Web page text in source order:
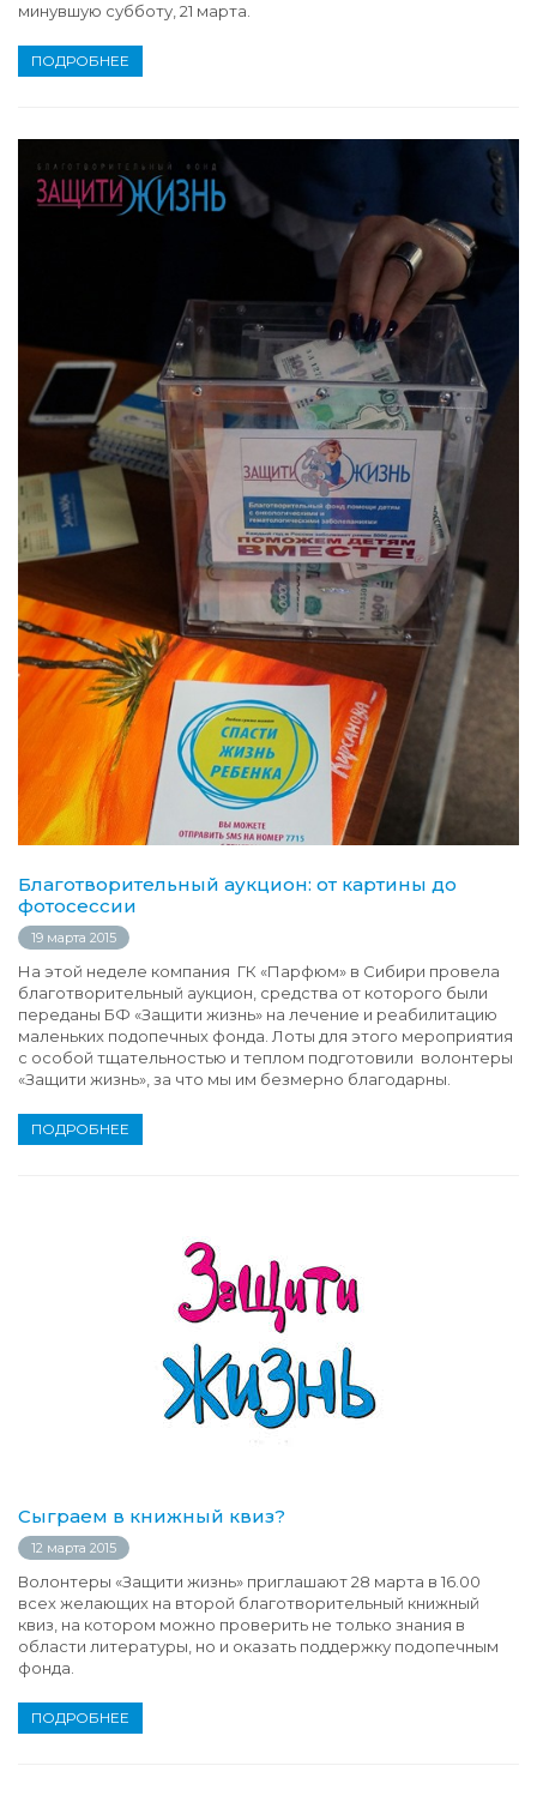
минувшую субботу, 21 марта.
ПОДРОБНЕЕ
Благотворительный аукцион: от картины до
фотосессии
19 марта 2015
На этой неделе компания ГК «Парфюм» в Сибири провела
благотворительный аукцион, средства от которого были
переданы БФ «Защити жизнь» на лечение и реабилитацию
маленьких подопечных фонда. Лоты для этого мероприятия
с особой тщательностью и теплом подготовили волонтеры
«Защити жизнь», за что мы им безмерно благодарны.
ПОДРОБНЕЕ
Сыграем в книжный квиз?
12 марта 2015
Волонтеры «Защити жизнь» приглашают 28 марта в 16.00
всех желающих на второй благотворительный книжный
квиз, на котором можно проверить не только знания в
области литературы, но и оказать поддержку подопечным
фонда.
ПОДРОБНЕЕ